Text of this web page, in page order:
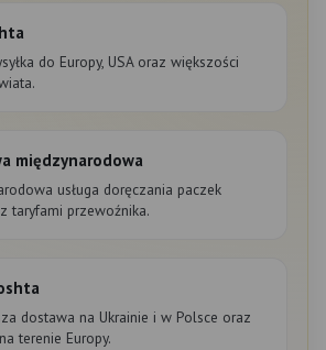
do Europy, USA oraz większości
międzynarodowa
usługa doręczania paczek
taryfami przewoźnika.
dostawa na Ukrainie i w Polsce oraz
terenie Europy.